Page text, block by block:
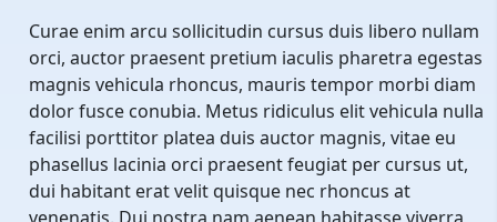
Curae enim arcu sollicitudin cursus duis libero nullam
orci, auctor praesent pretium iaculis pharetra egestas
magnis vehicula rhoncus, mauris tempor morbi diam
dolor fusce conubia. Metus ridiculus elit vehicula nulla
facilisi porttitor platea duis auctor magnis, vitae eu
phasellus lacinia orci praesent feugiat per cursus ut,
dui habitant erat velit quisque nec rhoncus at